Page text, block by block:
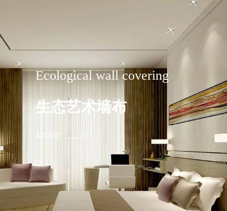
Ecological wall covering
生态艺术墙布
MORE